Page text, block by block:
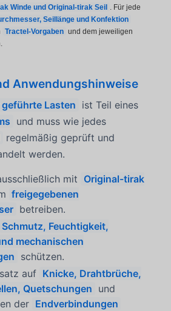
Winde und Original-tirak Seil
. Für jede
Seillänge und Konfektion
Tractel-Vorgaben und dem jeweiligen
Anwendungshinweise
Lasten ist Teil eines
und muss wie jedes
regelmäßig geprüft und
werden.
mit Original-tirak
freigegebenen
betreiben.
Schmutz, Feuchtigkeit,
mechanischen
schützen.
auf Knicke, Drahtbrüche,
Quetschungen und
der Endverbindungen